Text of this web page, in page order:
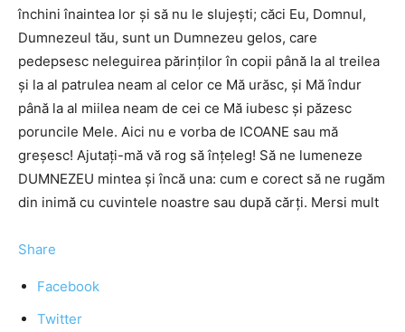
închini înaintea lor şi să nu le slujeşti; căci Eu, Domnul,
Dumnezeul tău, sunt un Dumnezeu gelos, care
pedepsesc neleguirea părinţilor în copii până la al treilea
şi la al patrulea neam al celor ce Mă urăsc, şi Mă îndur
până la al miilea neam de cei ce Mă iubesc şi păzesc
poruncile Mele. Aici nu e vorba de ICOANE sau mă
greșesc! Ajutați-mă vă rog să înțeleg! Să ne lumeneze
DUMNEZEU mintea și încă una: cum e corect să ne rugăm
din inimă cu cuvintele noastre sau după cărți. Mersi mult
Share
Facebook
Twitter